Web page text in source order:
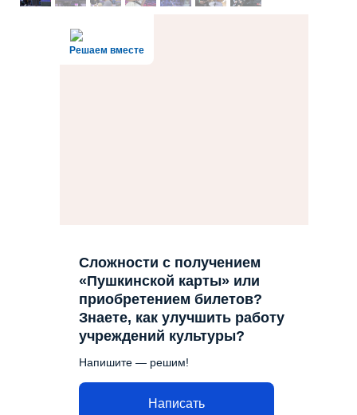
Решаем вместе
Сложности с получением
«Пушкинской карты» или
приобретением билетов?
Знаете, как улучшить работу
учреждений культуры?
Напишите — решим!
Написать